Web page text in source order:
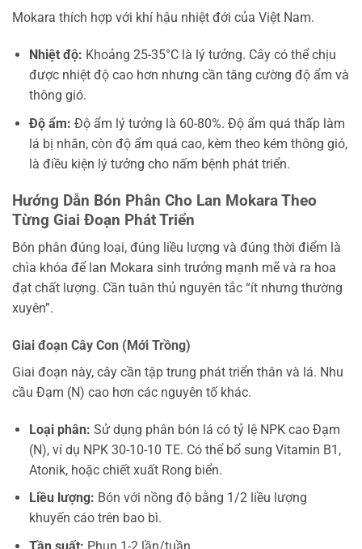
Mokara thích hợp với khí hậu nhiệt đới của Việt Nam.
Nhiệt độ: Khoảng 25-35°C là lý tưởng. Cây có thể chịu
được nhiệt độ cao hơn nhưng cần tăng cường độ ẩm và
thông gió.
Độ ẩm: Độ ẩm lý tưởng là 60-80%. Độ ẩm quá thấp làm
lá bị nhăn, còn độ ẩm quá cao, kèm theo kém thông gió,
là điều kiện lý tưởng cho nấm bệnh phát triển.
Hướng Dẫn Bón Phân Cho Lan Mokara Theo
Từng Giai Đoạn Phát Triển
Bón phân đúng loại, đúng liều lượng và đúng thời điểm là
chìa khóa để lan Mokara sinh trưởng mạnh mẽ và ra hoa
đạt chất lượng. Cần tuân thủ nguyên tắc “ít nhưng thường
xuyên”.
Giai đoạn Cây Con (Mới Trồng)
Giai đoạn này, cây cần tập trung phát triển thân và lá. Nhu
cầu Đạm (N) cao hơn các nguyên tố khác.
Loại phân: Sử dụng phân bón lá có tỷ lệ NPK cao Đạm
(N), ví dụ NPK 30-10-10 TE. Có thể bổ sung Vitamin B1,
Atonik, hoặc chiết xuất Rong biển.
Liều lượng: Bón với nồng độ bằng 1/2 liều lượng
khuyến cáo trên bao bì.